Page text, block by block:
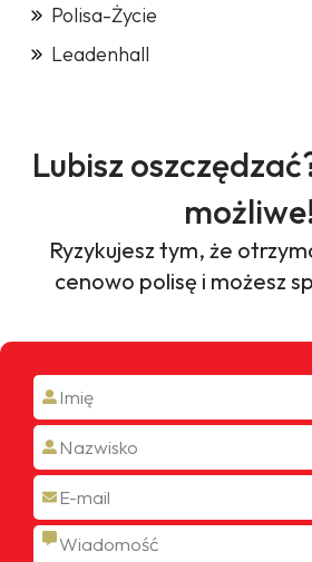
Polisa-Życie
Leadenhall
Lubisz
możliwe!
Ryzykujesz tym, że
cenowo polisę i możesz